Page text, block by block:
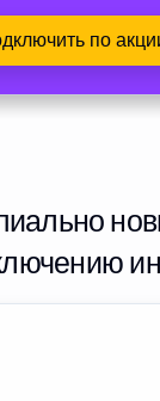
по